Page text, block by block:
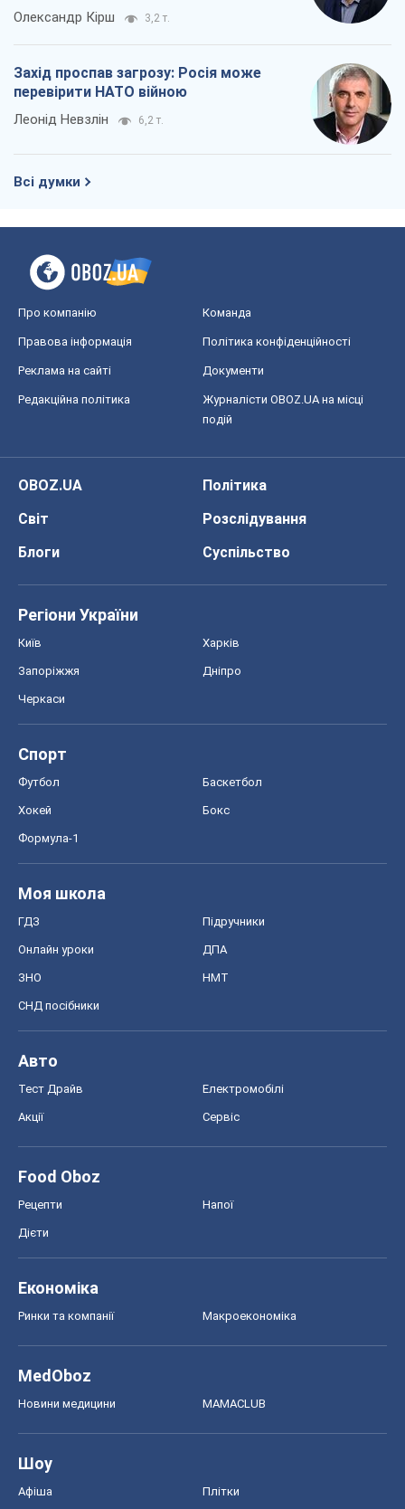
Олександр Кірш 3,2 т.
Захід проспав загрозу: Росія може
перевірити НАТО війною
Леонід Невзлін 6,2 т.
Всі думки
Про компанію Команда
Правова інформація Політика конфіденційності
Реклама на сайті Документи
Редакційна політика
Журналісти OBOZ.UA на місці
подій
OBOZ.UA
Політика
Світ
Розслідування
Блоги
Суспільство
Регіони України
Київ Харків
Запоріжжя Дніпро
Черкаси
Спорт
Футбол Баскетбол
Хокей Бокс
Формула-1
Моя школа
ГДЗ Підручники
Онлайн уроки ДПА
ЗНО НМТ
СНД посібники
Авто
Тест Драйв Електромобілі
Акції Сервіс
Food Oboz
Рецепти Напої
Дієти
Економіка
Ринки та компанії Макроекономіка
MedOboz
Новини медицини MAMACLUB
Шоу
Афіша Плітки